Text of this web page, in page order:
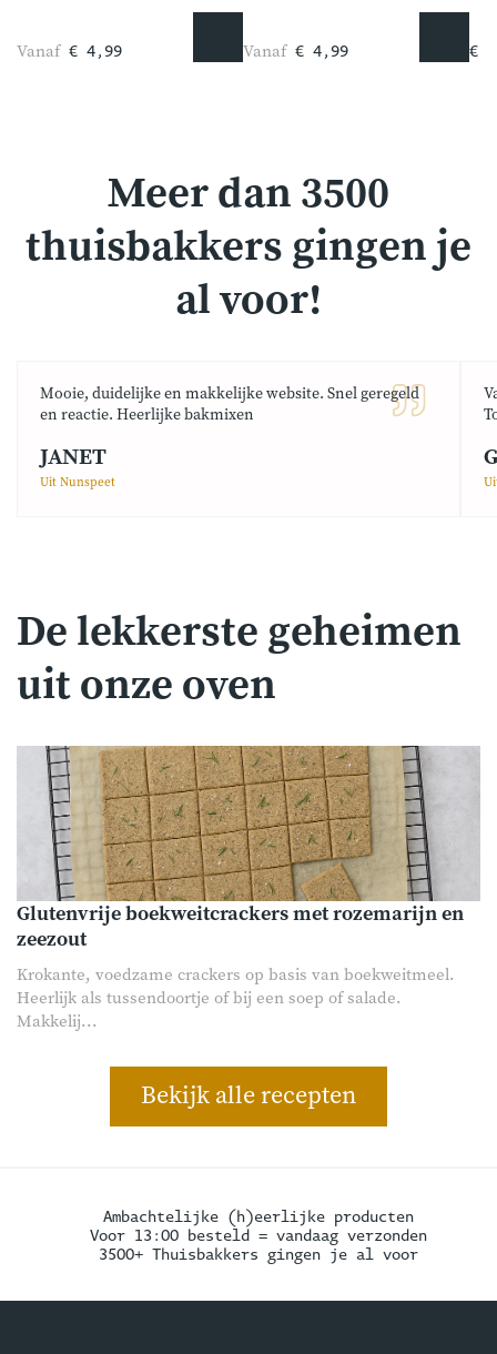
Vanaf € 4,99 Vanaf € 4,99 €
Meer dan 3500
thuisbakkers gingen je
al voor!
Mooie, duidelijke en makkelijke website. Snel geregeld
en reactie. Heerlijke bakmixen
JANET
Uit Nunspeet
De lekkerste geheimen
uit onze oven
Glutenvrije boekweitcrackers met rozemarijn en
zeezout
Krokante, voedzame crackers op basis van boekweitmeel.
Heerlijk als tussendoortje of bij een soep of salade.
Makkelij...
Bekijk alle recepten
Ambachtelijke (h)eerlijke producten
Voor 13:00 besteld = vandaag verzonden
3500+ Thuisbakkers gingen je al voor